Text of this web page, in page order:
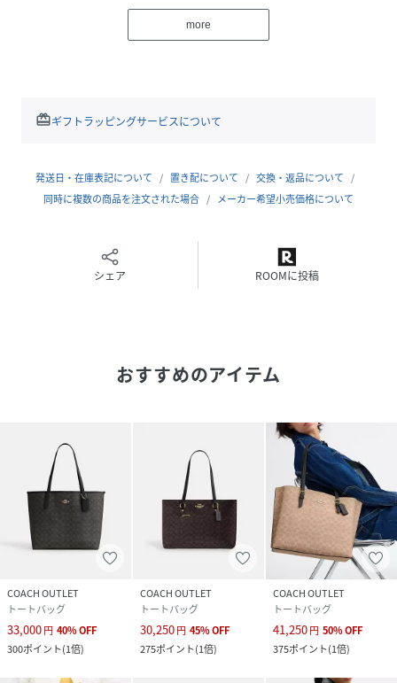
・ハンドルから本体まで26cm
・縦28cmx横34cmxマチ13cm
・A4サイズ、14インチノートパソコンまで収納可能
more
redeemギフトラッピングサービスについて
発送日・在庫表記について 置き配について
交換・返品について
同時に複数の商品を注文された場合
メーカー希望小売価格について
シェア ROOMに投稿
おすすめのアイテム
COACH OUTLET
トートバッグ
33,000円 40%OFF
300ポイント(1倍)
COACH OUTLET
トートバッグ
30,250円 45%OFF
275ポイント(1倍)
COACH OUTLET
トートバッグ
41,250円 50%OFF
375ポイント(1倍)